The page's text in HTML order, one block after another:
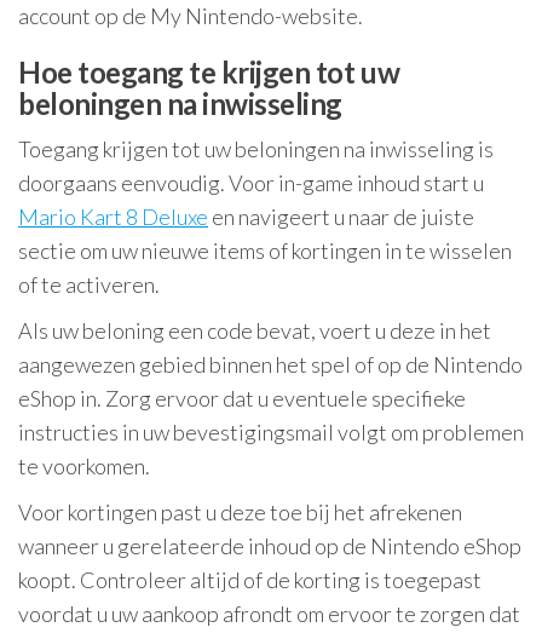
account op de My Nintendo-website.
Hoe toegang te krijgen tot uw
beloningen na inwisseling
Toegang krijgen tot uw beloningen na inwisseling is
doorgaans eenvoudig. Voor in-game inhoud start u
Mario Kart 8 Deluxe en navigeert u naar de juiste
sectie om uw nieuwe items of kortingen in te wisselen
of te activeren.
Als uw beloning een code bevat, voert u deze in het
aangewezen gebied binnen het spel of op de Nintendo
eShop in. Zorg ervoor dat u eventuele specifieke
instructies in uw bevestigingsmail volgt om problemen
te voorkomen.
Voor kortingen past u deze toe bij het afrekenen
wanneer u gerelateerde inhoud op de Nintendo eShop
koopt. Controleer altijd of de korting is toegepast
voordat u uw aankoop afrondt om ervoor te zorgen dat